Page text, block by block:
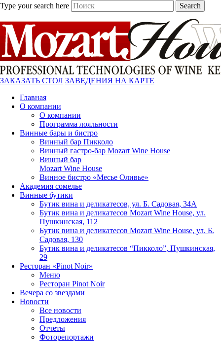
Type your search here Search
ЗАКАЗАТЬ СТОЛ ЗАВЕДЕНИЯ НА КАРТЕ
Главная
О компании
О компании
Программа лояльности
Винные бары и бистро
Винный бар Пикколо
Винный гастро-бар Mozart Wine House
Винный бар
Mozart Wine House
Винное бистро «Месье Оливье»
Академия сомелье
Винные бутики
Бутик вина и деликатесов, ул. Б. Садовая, 34А
Бутик вина и деликатесов Mozart Wine House, ул.
Пушкинская, 112
Бутик вина и деликатесов Mozart Wine House, ул. Б.
Садовая, 130
Бутик вина и деликатесов “Пикколо”, Пушкинская,
29
Ресторан «Pinot Noir»
Меню
Ресторан Pinot Noir
Вечера со звездами
Новости
Все новости
Предложения
Отчеты
Фоторепортажи